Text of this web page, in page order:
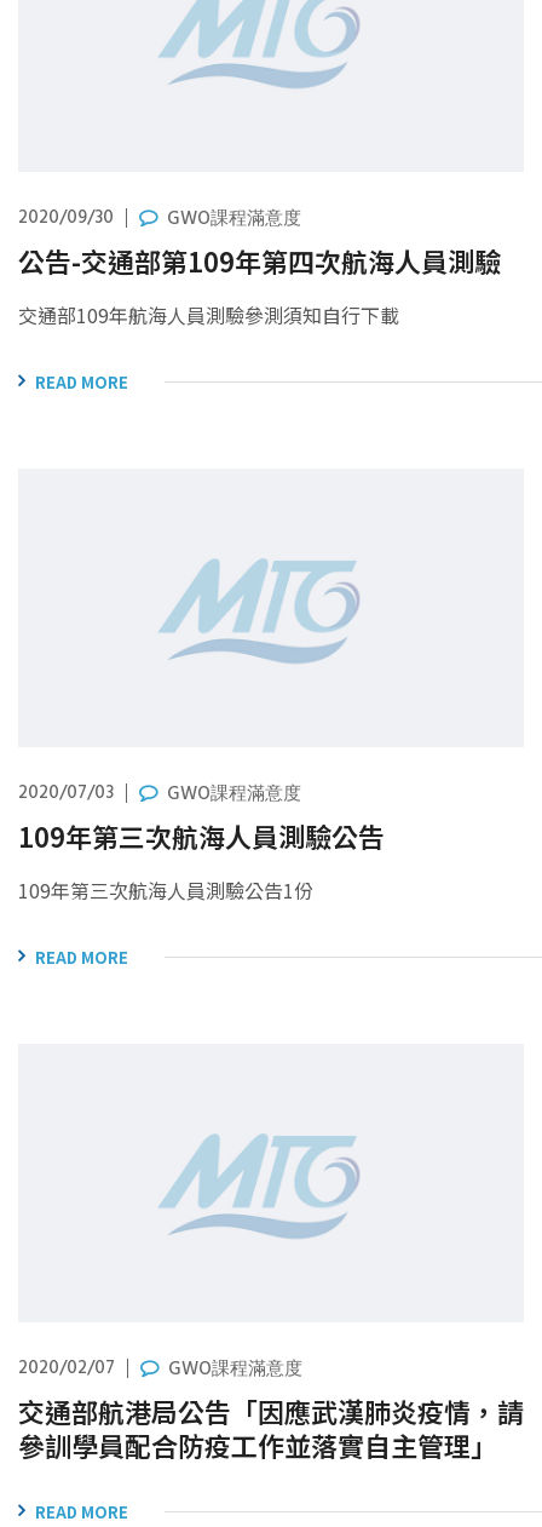
2020/09/30 GWO課程滿意度
公告-交通部第109年第四次航海人員測驗
交通部109年航海人員測驗參測須知自行下載
READ MORE
2020/07/03 GWO課程滿意度
109年第三次航海人員測驗公告
109年第三次航海人員測驗公告1份
READ MORE
2020/02/07 GWO課程滿意度
交通部航港局公告「因應武漢肺炎疫情，請
參訓學員配合防疫工作並落實自主管理」
READ MORE